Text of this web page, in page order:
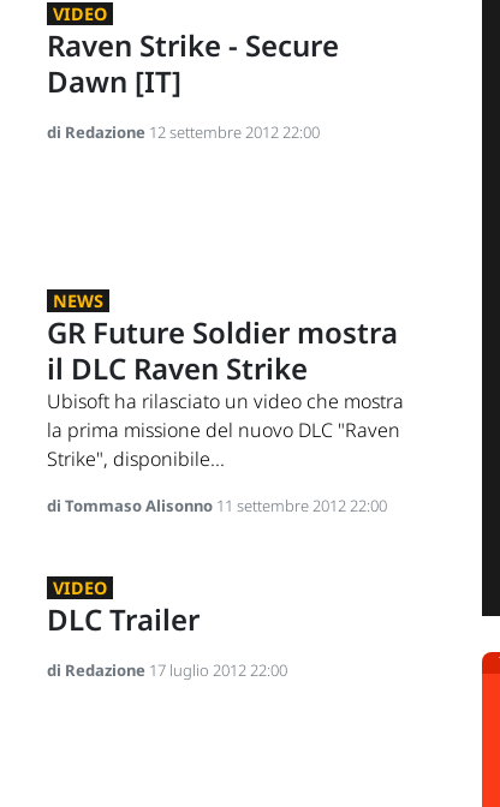
VIDEO
Raven Strike - Secure
Dawn [IT]
di Redazione 12 settembre 2012 22:00
NEWS
GR Future Soldier mostra
il DLC Raven Strike
Ubisoft ha rilasciato un video che mostra
la prima missione del nuovo DLC "Raven
Strike", disponibile...
di Tommaso Alisonno 11 settembre 2012 22:00
VIDEO
DLC Trailer
di Redazione 17 luglio 2012 22:00